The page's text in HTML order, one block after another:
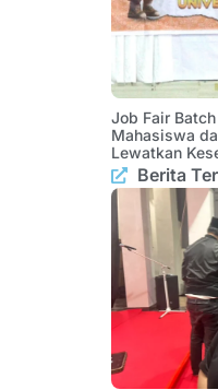
Job Fair
Mahasiswa
Lewatkan
Berita